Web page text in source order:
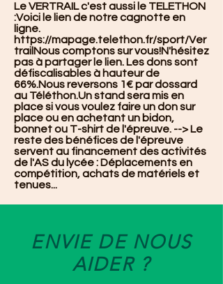
Le VERTRAIL c'est aussi le TELETHON
:Voici le lien de notre cagnotte en
ligne.
https://mapage.telethon.fr/sport/Ver
trailNouscomptons sur vous!N'hésitez
pas à partager le lien. Les dons sont
défiscalisables à hauteur de
66%.Nous reversons 1€ par dossard
au Téléthon.Un stand sera mis en
place si vous voulez faire un don sur
place ou en achetant un bidon,
bonnet ou T-shirt de l'épreuve. --> Le
reste des bénéfices de l'épreuve
servent au financement des activités
de l'AS du lycée : Déplacements en
compétition, achats de matériels et
tenues...
ENVIE DE NOUS
AIDER ?